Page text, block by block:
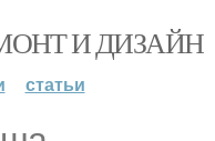
И ДИЗАЙН
статьи